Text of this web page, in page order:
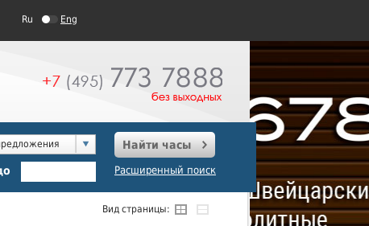
Ru Eng
Найти часы
Расширенный поиск
Вид страницы: